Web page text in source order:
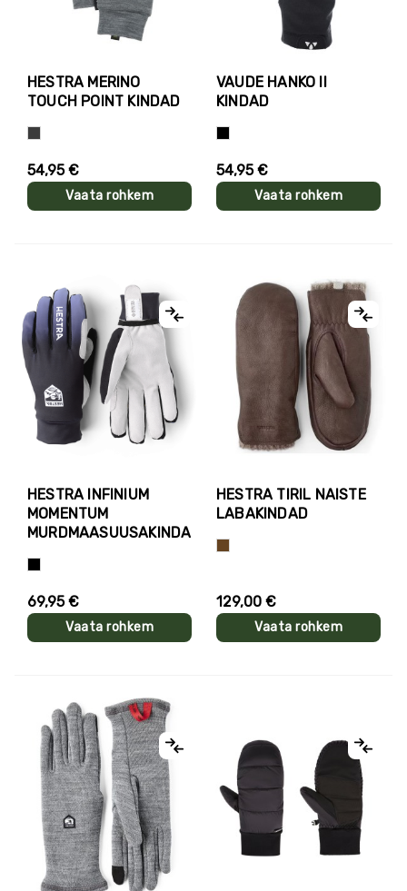
HESTRA MERINO
TOUCH POINT KINDAD
54,95 €
Vaata rohkem
VAUDE HANKO II
KINDAD
54,95 €
Vaata rohkem
HESTRA INFINIUM
MOMENTUM
MURDMAASUUSAKINDAD
69,95 €
Vaata rohkem
HESTRA TIRIL NAISTE
LABAKINDAD
129,00 €
Vaata rohkem